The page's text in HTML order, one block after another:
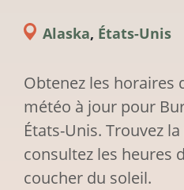
Alaska, États-Unis
Obtenez les horaires
météo à jour pour
États-Unis. Trouvez
consultez les heures
coucher du soleil.